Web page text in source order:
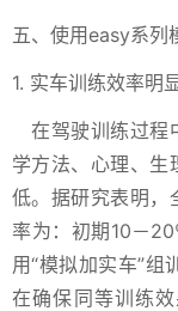
五、使用easy系列
1. 实车训练效率明
在驾驶训练过程
学方法、心理、生
低。据研究表明，
率为：初期10－
用“模拟加实车”组
在确保同等训练